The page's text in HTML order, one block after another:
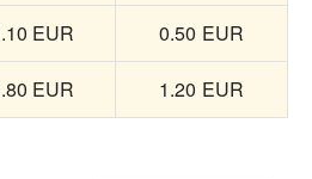
EUR 0.50 EUR
EUR 1.20 EUR